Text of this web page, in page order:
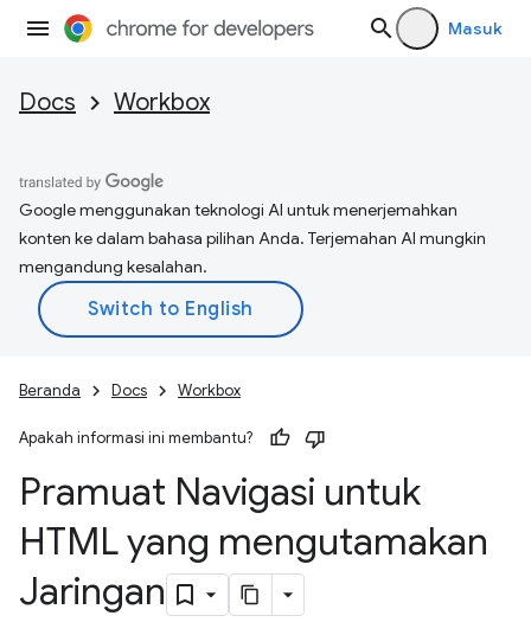
Masuk
Docs Workbox
Google menggunakan teknologi AI untuk menerjemahkan
konten ke dalam bahasa pilihan Anda. Terjemahan AI mungkin
mengandung kesalahan.
Beranda Docs Workbox
Apakah informasi ini membantu?
Pramuat Navigasi untuk
HTML yang mengutamakan
Jaringan